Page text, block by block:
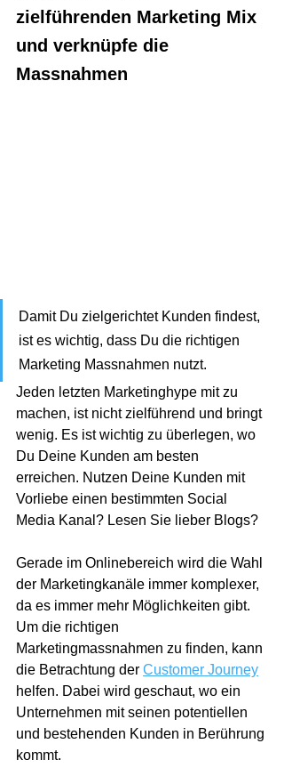
zielführenden Marketing Mix
und verknüpfe die
Massnahmen
Damit Du zielgerichtet Kunden findest,
ist es wichtig, dass Du die richtigen
Marketing Massnahmen nutzt.
Jeden letzten Marketinghype mit zu
machen, ist nicht zielführend und bringt
wenig. Es ist wichtig zu überlegen, wo
Du Deine Kunden am besten
erreichen. Nutzen Deine Kunden mit
Vorliebe einen bestimmten Social
Media Kanal? Lesen Sie lieber Blogs?
Gerade im Onlinebereich wird die Wahl
der Marketingkanäle immer komplexer,
da es immer mehr Möglichkeiten gibt.
Um die richtigen
Marketingmassnahmen zu finden, kann
die Betrachtung der Customer Journey
helfen. Dabei wird geschaut, wo ein
Unternehmen mit seinen potentiellen
und bestehenden Kunden in Berührung
kommt.